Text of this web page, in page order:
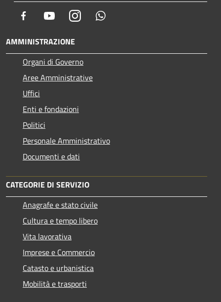
Facebook YoutubeInstagram
AMMINISTRAZIONE
Organi di Governo
Aree Amministrative
Uffici
Enti e fondazioni
Politici
Personale Amministrativo
Documenti e dati
CATEGORIE DI SERVIZIO
Anagrafe e stato civile
Cultura e tempo libero
Vita lavorativa
Imprese e Commercio
Catasto e urbanistica
Mobilità e trasporti